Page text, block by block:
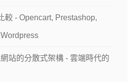
較 - Opencart, Prestashop,
站的分散式架構 - 雲端時代的